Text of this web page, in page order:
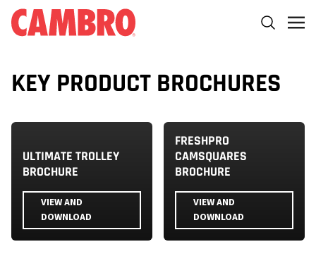
KEY PRODUCT BROCHURES
ULTIMATE TROLLEY
BROCHURE
VIEW AND
DOWNLOAD
FRESHPRO
CAMSQUARES
BROCHURE
VIEW AND
DOWNLOAD